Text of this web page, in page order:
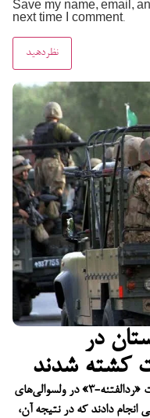
در
نیروهای امنیتی پاکستان در چارچوب عملیات «ردالفتنه-۳» در ولسوالی‌های
دادند که در نتیجه آن،
Save my name, email,
next time I comment.